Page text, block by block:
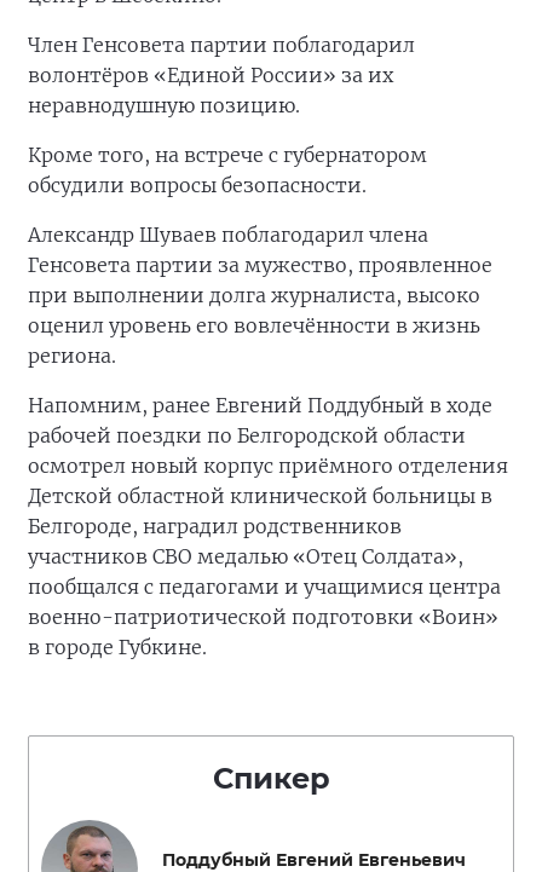
Член Генсовета партии поблагодарил
волонтёров «Единой России» за их
неравнодушную позицию.
Кроме того, на встрече с губернатором
обсудили вопросы безопасности.
Александр Шуваев поблагодарил члена
Генсовета партии за мужество, проявленное
при выполнении долга журналиста, высоко
оценил уровень его вовлечённости в жизнь
региона.
Напомним, ранее Евгений Поддубный в ходе
рабочей поездки по Белгородской области
осмотрел новый корпус приёмного отделения
Детской областной клинической больницы в
Белгороде, наградил родственников
участников СВО медалью «Отец Солдата»,
пообщался с педагогами и учащимися центра
военно-патриотической подготовки «Воин»
в городе Губкине.
Спикер
Поддубный Евгений Евгеньевич